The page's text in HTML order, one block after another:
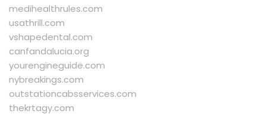
medihealthrules.com
usathrill.com
vshapedental.com
canfandalucia.org
yourengineguide.com
nybreakings.com
outstationcabsservices.com
thekrtagy.com